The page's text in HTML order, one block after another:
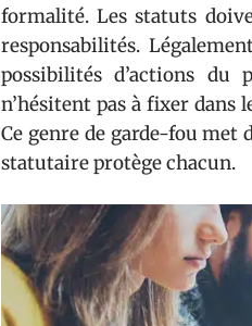
formalité. Les statuts
responsabilités.
possibilités d’actions du
n’hésitent pas à fixer dans
Ce genre de garde-fou met
statutaire protège chacun.